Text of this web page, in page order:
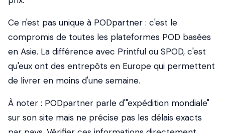
Ce n'est pas unique à PODpartner : c'est le
compromis de toutes les plateformes POD basées
en Asie. La différence avec Printful ou SPOD, c'est
qu'eux ont des entrepôts en Europe qui permettent
de livrer en moins d'une semaine.
À noter : PODpartner parle d'"expédition mondiale"
sur son site mais ne précise pas les délais exacts